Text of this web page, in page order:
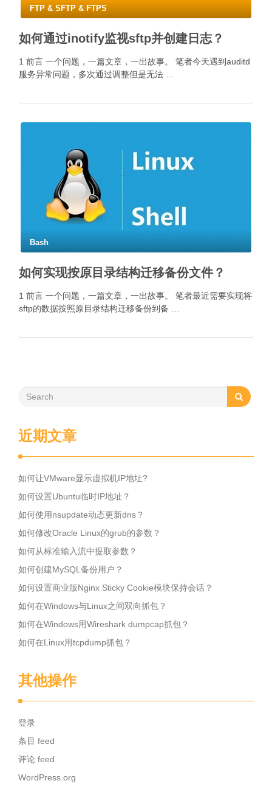
FTP & SFTP & FTPS
如何通过inotify监视sftp并创建日志？
1 前言 一个问题，一篇文章，一出故事。 笔者今天遇到auditd
服务异常问题，多次通过调整但是无法 …
Bash
如何实现按原目录结构迁移备份文件？
1 前言 一个问题，一篇文章，一出故事。 笔者最近需要实现将
sftp的数据按照原目录结构迁移备份到备 …
近期文章
如何让VMware显示虚拟机IP地址?
如何设置Ubuntu临时IP地址？
如何使用nsupdate动态更新dns？
如何修改Oracle Linux的grub的参数？
如何从标准输入流中提取参数？
如何创建MySQL备份用户？
如何设置商业版Nginx Sticky Cookie模块保持会话？
如何在Windows与Linux之间双向抓包？
如何在Windows用Wireshark dumpcap抓包？
如何在Linux用tcpdump抓包？
其他操作
登录
条目 feed
评论 feed
WordPress.org